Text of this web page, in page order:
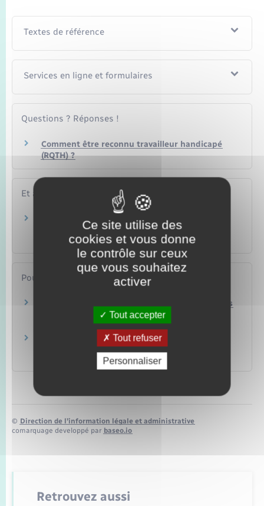
Textes de référence
Services en ligne et formulaires
Questions ? Réponses !
Comment être reconnu travailleur handicapé
(RQTH) ?
Et aussi
Aides financières pour l'embauche d'un
travailleur handicapé
Ressources humaines
Pour en savoir plus
Obligation d'emploi des travailleurs handicapés
Ministère chargé du travail
Site de l'Agefiph
Association de gestion du fonds pour l'insertion
professionnelle des personnes handicapées (Agefiph)
© Direction de l’information légale et administrative
comarquage developpé par baseo.io
Retrouvez aussi
Ce site utilise des
cookies et vous donne
le contrôle sur ceux
que vous souhaitez
activer
Tout accepter
Tout refuser
Personnaliser